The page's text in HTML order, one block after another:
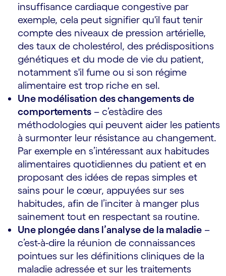
insuffisance cardiaque congestive par
exemple, cela peut signifier qu'il faut tenir
compte des niveaux de pression artérielle,
des taux de cholestérol, des prédispositions
génétiques et du mode de vie du patient,
notamment s'il fume ou si son régime
alimentaire est trop riche en sel.
Une modélisation des changements de
comportements – c’est­à­dire des
méthodologies qui peuvent aider les patients
à surmonter leur résistance au changement.
Par exemple en s’intéressant aux habitudes
alimentaires quotidiennes du patient et en
proposant des idées de repas simples et
sains pour le cœur, appuyées sur ses
habitudes, afin de l’inciter à manger plus
sainement tout en respectant sa routine.
Une plongée dans l’analyse de la maladie –
c’est­-à-dire la réunion de connaissances
pointues sur les définitions cliniques de la
maladie adressée et sur les traitements